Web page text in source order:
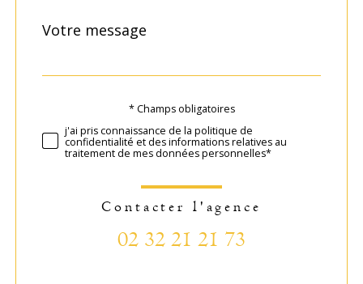
Fieldset
Message
*
Validation* Champs obligatoires
j'ai pris connaissance de la politique de
confidentialité et des informations relatives au
traitement de mes données personnelles*
Contacter l'agence
02 32 21 21 73